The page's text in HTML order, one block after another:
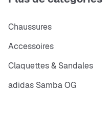
Chaussures
Accessoires
Claquettes & Sandales
adidas Samba OG